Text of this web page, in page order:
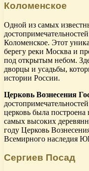
Коломенское
Одной из самых
Коломенское. Этот
берегу реки Москва и
под открытым небом.
дворцы и усадьбы,
истории России.
Церковь Вознесения
церковь была построена
самых высоких
году Церковь
Всемирного наследия
Сергиев Посад